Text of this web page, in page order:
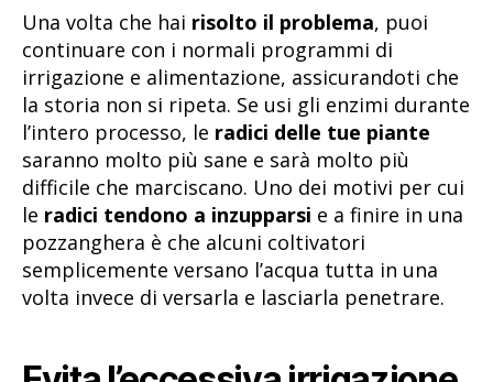
Una volta che hai risolto il problema, puoi
continuare con i normali programmi di
irrigazione e alimentazione, assicurandoti che
la storia non si ripeta. Se usi gli enzimi durante
l’intero processo, le radici delle tue piante
saranno molto più sane e sarà molto più
difficile che marciscano. Uno dei motivi per cui
le radici tendono a inzupparsi e a finire in una
pozzanghera è che alcuni coltivatori
semplicemente versano l’acqua tutta in una
volta invece di versarla e lasciarla penetrare.